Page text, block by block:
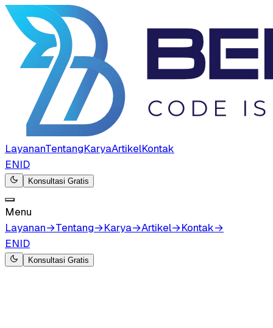
LayananTentangKaryaArtikelKontak
ENID
Konsultasi Gratis
Menu
Layanan→Tentang→Karya→Artikel→Kontak→
ENID
Konsultasi Gratis